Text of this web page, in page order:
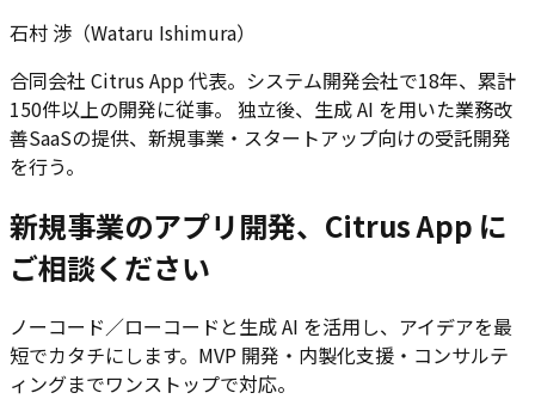
石村 渉（Wataru Ishimura）
合同会社 Citrus App 代表。システム開発会社で18年、累計
150件以上の開発に従事。 独立後、生成 AI を用いた業務改
善SaaSの提供、新規事業・スタートアップ向けの受託開発
を行う。
新規事業のアプリ開発、Citrus App に
ご相談ください
ノーコード／ローコードと生成 AI を活用し、アイデアを最
短でカタチにします。MVP 開発・内製化支援・コンサルテ
ィングまでワンストップで対応。